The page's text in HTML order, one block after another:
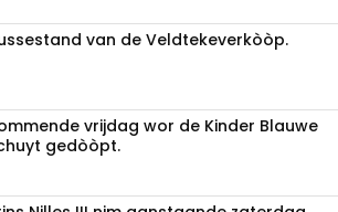
van de Veldtekeverkòòp.
vrijdag wor de Kinder Blauwe
gedòòpt.